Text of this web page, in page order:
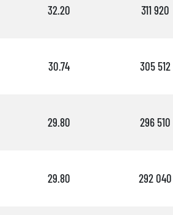
32.20 311 920
30.74 305 512
29.80 296 510
29.80 292 040